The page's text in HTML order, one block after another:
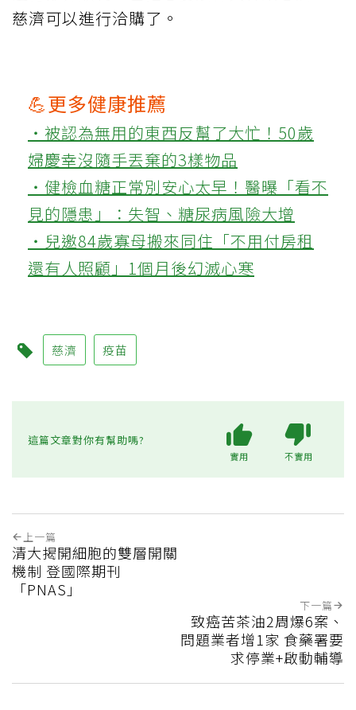
慈濟可以進行洽購了。
💪更多健康推薦
‧被認為無用的東西反幫了大忙！50歲
婦慶幸沒隨手丟棄的3樣物品
‧健檢血糖正常別安心太早！醫曝「看不
見的隱患」：失智、糖尿病風險大增
‧兒邀84歲寡母搬來同住「不用付房租
還有人照顧」1個月後幻滅心寒
慈濟 疫苗
這篇文章對你有幫助嗎?
實用 不實用
上一篇
清大揭開細胞的雙層開關
機制 登國際期刊
「PNAS」
下一篇
致癌苦茶油2周爆6案、
問題業者增1家 食藥署要
求停業+啟動輔導